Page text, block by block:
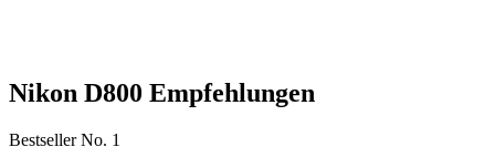
Nikon D800 Empfehlungen
Bestseller No. 1